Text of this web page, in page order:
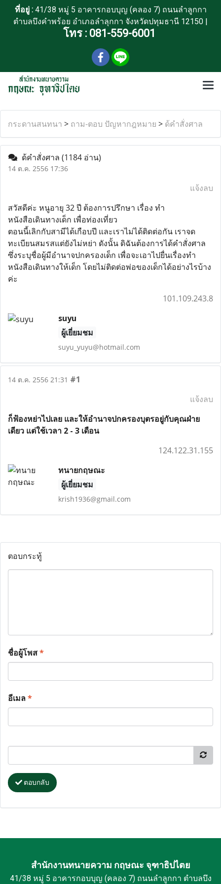
ที่อยู่ :41/38 หมู่ 5 อาคารกอบบุญ (คลอง 7) ถนนลำลูกกา
ตำบลบึงคำพร้อย อำเภอลำลุกกา จังหวัดปทุมธานี 12150 |
โทร : 081-559-6001
กระดานสนทนา > ถาม-ตอบ ปัญหากฎหมาย > ด้คำสั่งศาล
ด้คำสั่งศาล (1184 อ่าน)
14 ต.ค. 2556 17:36
แจ้งลบ
สวัสดีค่ะ หนูอายุ 32 ปี ต้องการปรึกษา เรื่อง ทำ
หนังสือเดินทางเด็ก เพื่อท่องเที่ยว
ตอนนี้เลิกกับสามีได้เกือบปี และเราไม่ได้ติดต่อกัน เราจด
ทะเบียนสมรสแต่ยังไม่หย่า ดังนั้น ดิฉันต้องการได้คำสั่งศาล
ซึ่งระบุชื่อผู้มีอำนาจปกครองเด็ก เพื่อจะเอาไปยื่นเรื่องทำ
หนังสือเดินทางให้เด็ก โดยไม่ติดต่อพ่อของเด็กได้อย่างไรบ้าง
ค่ะ
101.109.243.8
suyu
ผู้เยี่ยมชม
suyu_yuyu@hotmail.com
14 ต.ค. 2556 21:31 #1
แจ้งลบ
ก็ฟ้องหย่าไปเลย และให้อำนาจปกครองบุตรอยู่กับคุณฝ่าย
เดียว แต่ใช้เวลา 2 - 3 เดือน
124.122.31.155
ทนายกฤษณะ
ผู้เยี่ยมชม
krish1936@gmail.com
ตอบกระทู้
ชื่อผู้โพส*
อีเมล*
ตอบกลับ
สำนักงานทนายความ กฤษณะ จุฑาธิปไตย
41/38 หมู่ 5 อาคารกอบบุญ (คลอง 7) ถนนลำลูกกา ตำบลบึง